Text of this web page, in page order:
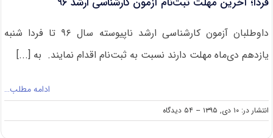
داوطلبان آزمون کارشناسی ارشد ناپیوسته سال ۹۶ تا فردا شنبه
یازدهم دی‌ماه مهلت دارند نسبت به ثبت‌نام اقدام نمایند. به [...]
ادامه مطلب…
انتشار در: ۱۰ دی, ۱۳۹۵ -- ۵۴ دیدگاه
on
فردا؛